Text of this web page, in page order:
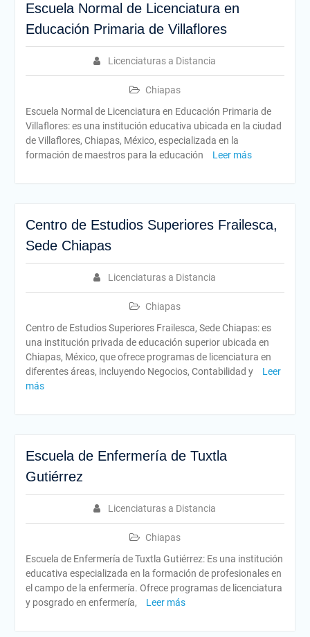
Escuela Normal de Licenciatura en
Educación Primaria de Villaflores
Licenciaturas a Distancia
Chiapas
Escuela Normal de Licenciatura en Educación Primaria de
Villaflores: es una institución educativa ubicada en la ciudad
de Villaflores, Chiapas, México, especializada en la
formación de maestros para la educación
Leer más
Centro de Estudios Superiores Frailesca,
Sede Chiapas
Licenciaturas a Distancia
Chiapas
Centro de Estudios Superiores Frailesca, Sede Chiapas: es
una institución privada de educación superior ubicada en
Chiapas, México, que ofrece programas de licenciatura en
diferentes áreas, incluyendo Negocios, Contabilidad y
Leer
más
Escuela de Enfermería de Tuxtla
Gutiérrez
Licenciaturas a Distancia
Chiapas
Escuela de Enfermería de Tuxtla Gutiérrez: Es una institución
educativa especializada en la formación de profesionales en
el campo de la enfermería. Ofrece programas de licenciatura
y posgrado en enfermería,
Leer más